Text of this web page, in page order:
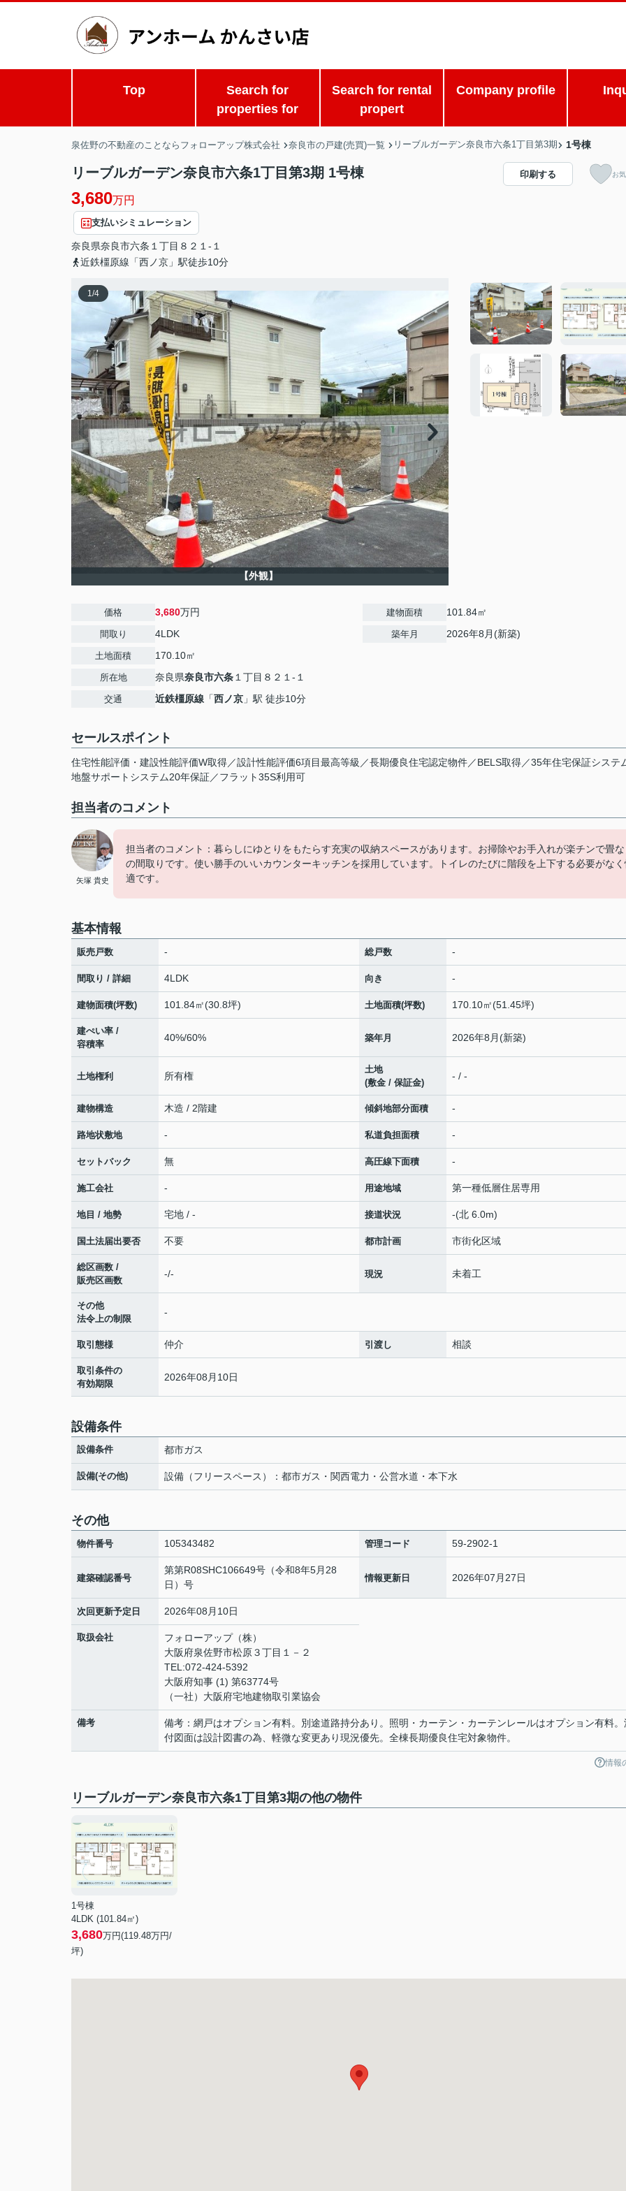
Top
Search for
properties for
Search for rental
propert
Company profile
泉佐野の不動産のことならフォローアップ株式会社 奈良市の戸建(売買)一覧 リーブルガーデン奈良市六条1丁目第3期 1号棟
リーブルガーデン奈良市六条1丁目第3期 1号棟
3,680万円
支払いシミュレーション
奈良県奈良市六条 １丁目８２１-１
近鉄橿原線「西ノ京」駅徒歩10分
印刷する お
1/4
【外観】
価格 3,680万円
間取り 4LDK
土地面積 170.10㎡
所在地 奈良県奈良市六条 １丁目８２１-１
交通 近鉄橿原線 「西ノ京 」駅 徒歩10分
建物面積 101.84㎡
築年月 2026年8月(新築)
セールスポイント
住宅性能評価・建設性能評価W取得／設計性能評価6項目最高等級／長期優良住宅認定物件／BELS取得／35年住宅保証システ
地盤サポートシステム20年保証／フラット35S利用可
担当者のコメント
矢塚 貴史
担当者のコメント：暮らしにゆとりをもたらす充実の収納スペースがあります。お掃除やお手入れが楽チンで畳な
の間取りです。使い勝手のいいカウンターキッチンを採用しています。トイレのたびに階段を上下する必要がな
適です。
基本情報
販売戸数 - 総戸数 -
間取り / 詳細 4LDK 向き -
建物面積(坪数) 101.84㎡(30.8坪) 土地面積(坪数) 170.10㎡(51.45坪)
建ぺい率 /
容積率
40%/60% 築年月 2026年8月(新築)
土地権利 所有権
土地
(敷金 / 保証金)
- / -
建物構造 木造 / 2階建 傾斜地部分面積 -
路地状敷地 - 私道負担面積 -
セットバック 無 高圧線下面積 -
施工会社 - 用途地域 第一種低層住居専用
地目 / 地勢 宅地 / - 接道状況 -(北 6.0m)
国土法届出要否 不要 都市計画 市街化区域
総区画数 /
販売区画数
-/- 現況 未着工
その他
法令上の制限
-
取引態様 仲介 引渡し 相談
取引条件の
有効期限
2026年08月10日
設備条件
設備条件 都市ガス
設備(その他) 設備（フリースペース）：都市ガス・関西電力・公営水道・本下水
その他
物件番号 105343482 管理コード 59-2902-1
建築確認番号
第第R08SHC106649号（令和8年5月28
日）号
情報更新日 2026年07月27日
次回更新予定日 2026年08月10日
取扱会社
フォローアップ（株）
大阪府泉佐野市松原３丁目１－２
TEL:072-424-5392
大阪府知事 (1) 第63774号
（一社）大阪府宅地建物取引業協会
備考
備考：網戸はオプション有料。別途道路持分あり。照明・カーテン・カーテンレールはオプション有料。
付図面は設計図書の為、軽微な変更あり現況優先。全棟長期優良住宅対象物件。
情報
リーブルガーデン奈良市六条1丁目第3期の他の物件
1号棟
4LDK (101.84㎡)
3,680万円(119.48万円/
坪)